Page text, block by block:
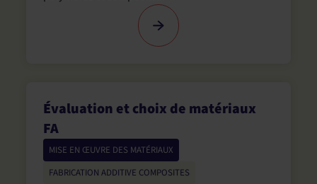
Évaluation et choix de matériaux
FA
MISE EN ŒUVRE DES MATÉRIAUX
FABRICATION ADDITIVE COMPOSITES